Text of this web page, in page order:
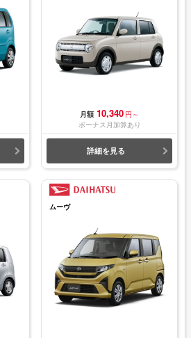
月額 10,340 円～
ボーナス月加算あり
詳細を見る
ムーヴ